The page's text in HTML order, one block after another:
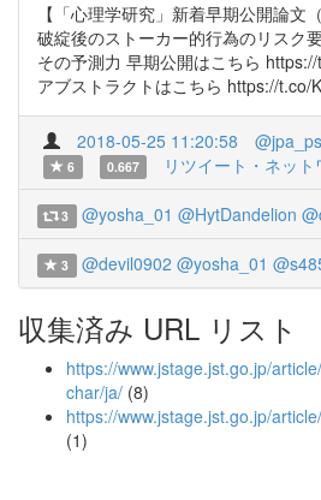
【「心理学研究」新着早期公開論文
破綻後のストーカー的行為のリスク
その予測力 早期公開はこちら
アブストラクトはこちら https://t.co/
2018-05-25 11:20:58
6
0.667 リツイート・ネッ
3 @yosha_01 @HytDandelion
3 @devil0902 @yosha_01
収集済み URL リスト
https://www.jstage.jst.go.jp/
char/ja/ (8)
https://www.jstage.jst.go.jp/
(1)